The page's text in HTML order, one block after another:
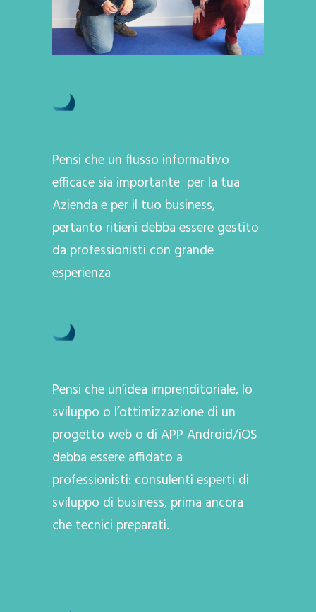
Pensi che un flusso informativo
efficace sia importante per la tua
Azienda e per il tuo business,
pertanto ritieni debba essere gestito
da professionisti con grande
esperienza
Pensi che un’idea imprenditoriale, lo
sviluppo o l’ottimizzazione di un
progetto web o di APP Android/iOS
debba essere affidato a
professionisti: consulenti esperti di
sviluppo di business, prima ancora
che tecnici preparati.